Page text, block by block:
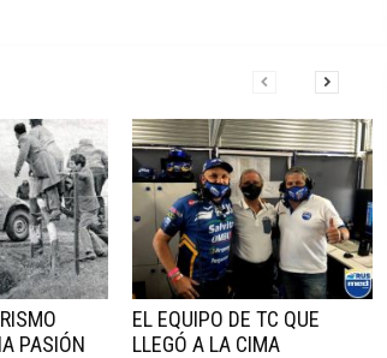
PASIÓN
EL EQUIPO DE TC QUE
LLEGÓ A LA CIMA